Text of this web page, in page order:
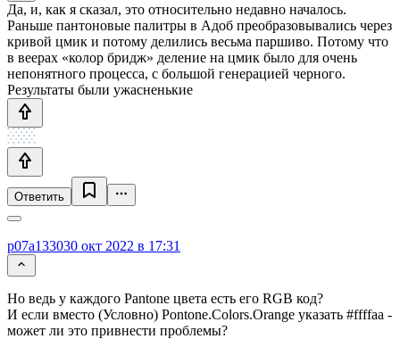
Да, и, как я сказал, это относительно недавно началось.
Раньше пантоновые палитры в Адоб преобразовывались через
кривой цмик и потому делились весьма паршиво. Потому что
в веерах «колор бридж» деление на цмик было для очень
непонятного процесса, с большой генерацией черного.
Результаты были ужасненькие
Ответить
p07a133030 окт 2022 в 17:31
Но ведь у каждого Pantone цвета есть его RGB код?
И если вместо (Условно) Pontone.Colors.Orange указать #ffffaa -
может ли это привнести проблемы?